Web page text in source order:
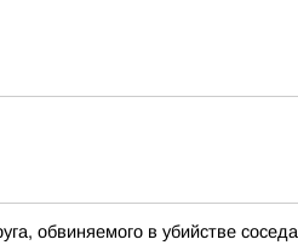
обвиняемого в убийстве соседа